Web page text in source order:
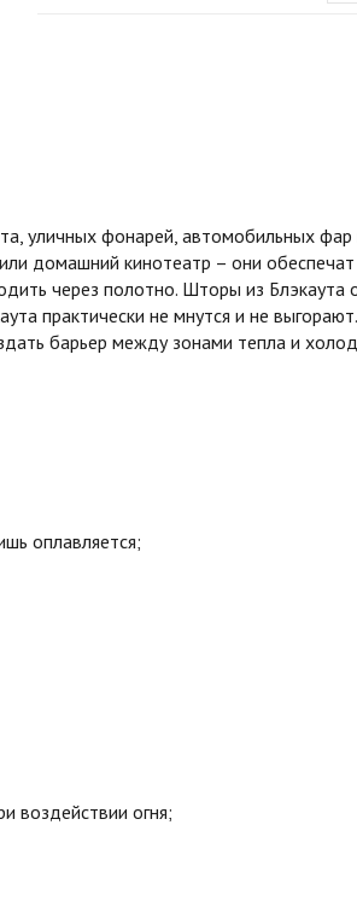
уличных фонарей, автомобильных
домашний кинотеатр – они
через полотно. Шторы из
практически не мнутся и не
барьер между зонами тепла и
оплавляется;
воздействии огня;